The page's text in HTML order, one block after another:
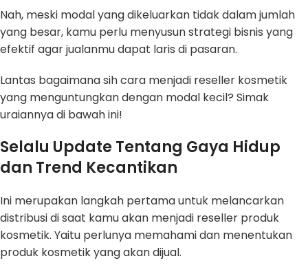
Nah, meski modal yang dikeluarkan tidak dalam jumlah
yang besar, kamu perlu menyusun strategi bisnis yang
efektif agar jualanmu dapat laris di pasaran.
Lantas bagaimana sih cara menjadi reseller kosmetik
yang menguntungkan dengan modal kecil? Simak
uraiannya di bawah ini!
Selalu Update Tentang Gaya Hidup
dan Trend Kecantikan
Ini merupakan langkah pertama untuk melancarkan
distribusi di saat kamu akan menjadi reseller produk
kosmetik. Yaitu perlunya memahami dan menentukan
produk kosmetik yang akan dijual.